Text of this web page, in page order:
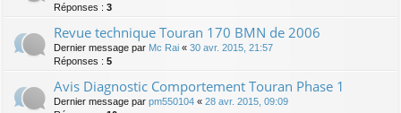
Réponses : 3
Revue technique Touran 170 BMN de 2006
Dernier message par Mc Rai « 30 avr. 2015, 21:57
Réponses : 5
Avis Diagnostic Comportement Touran Phase 1
Dernier message par pm550104 « 28 avr. 2015, 09:09